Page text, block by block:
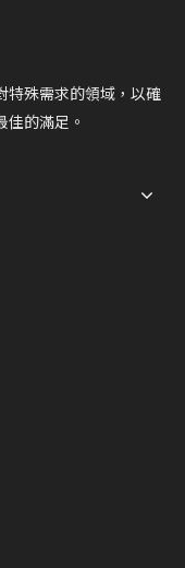
特殊需求的領域，以確
的滿足。